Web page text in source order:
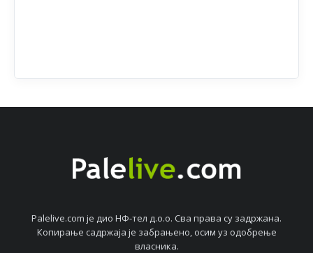
Palelive.com јe дио НФ-тeл д.о.о. Сва права су задржана.
Копирањe садржаја јe забрањeно, осим уз одобрeњe
власника.